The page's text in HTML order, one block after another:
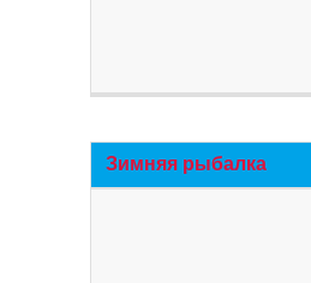
Зимняя рыбалка